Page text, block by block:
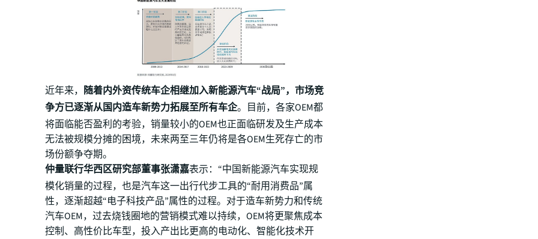
近年来， 随着内外资传统车企相继加入新能源汽车“战局”，市场竞
争方已逐渐从国内造车新势力拓展至所有车企。目前，各家OEM都
将面临能否盈利的考验，销量较小的OEM也正面临研发及生产成本
无法被规模分摊的困境，未来两至三年仍将是各OEM生死存亡的市
场份额争夺期。
仲量联行华西区研究部董事张潇嘉表示：“中国新能源汽车实现规
模化销量的过程，也是汽车这一出行代步工具的“耐用消费品”属
性，逐渐超越“电子科技产品”属性的过程。对于造车新势力和传统
汽车OEM，过去烧钱圈地的营销模式难以持续，OEM将更聚焦成本
控制、高性价比车型，投入产出比更高的电动化、智能化技术开